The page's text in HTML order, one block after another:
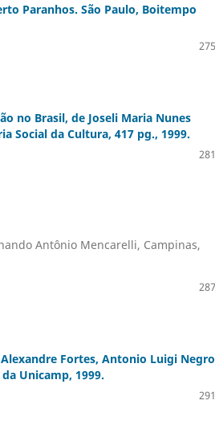
Paranhos. São Paulo, Boitempo
no Brasil, de Joseli Maria Nunes
Social da Cultura, 417 pg., 1999.
Antônio Mencarelli, Campinas,
Fortes, Antonio Luigi
Unicamp, 1999.